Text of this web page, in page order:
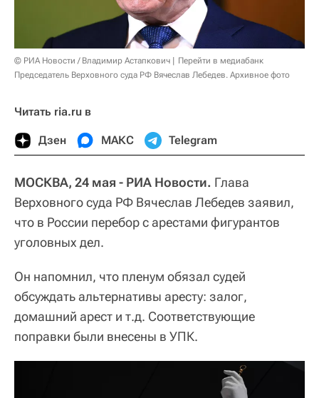
© РИА Новости / Владимир Астапкович
Перейти в медиабанк
Председатель Верховного суда РФ Вячеслав Лебедев. Архивное фото
Читать ria.ru в
Дзен МАКС Telegram
МОСКВА, 24 мая - РИА Новости. Глава
Верховного суда РФ Вячеслав Лебедев заявил,
что в России перебор с арестами фигурантов
уголовных дел.
Он напомнил, что пленум обязал судей
обсуждать альтернативы аресту: залог,
домашний арест и т.д. Соответствующие
поправки были внесены в УПК.